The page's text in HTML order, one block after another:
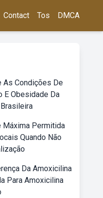
Contact Tos DMCA
As Condições De
E Obesidade Da
Máxima Permitida
Quando Não
Da Amoxicilina
Para Amoxicilina